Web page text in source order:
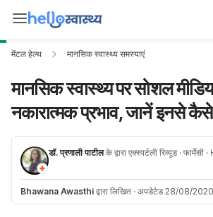
मेंटल हेल्थ मानसिक स्वास्थ्य समस्याएं
मानसिक स्वास्थ्य पर सोशल
नकारात्मक प्रभाव, जानें इनसे
डॉ. प्रणाली पाटीलके द्वारा एक्स्पर्टली रिव्यूड · फार्मेसी
Bhawana Awasthi द्वारा लिखित · अपडेटेड 28/08/2020